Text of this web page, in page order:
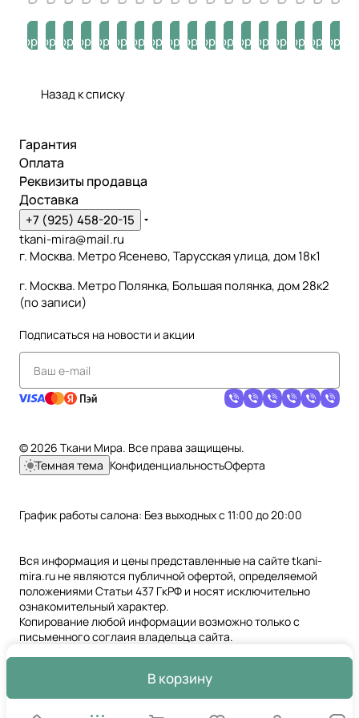
корзину
корзину
корзину
корзину
корзину
корзину
корзину
корзину
корзину
корзину
корзину
корзину
корзину
корзину
корзину
корзину
корзину
Назад к списку
В корзину
Гарантия
Оплата
Реквизиты продавца
Доставка
+7 (925) 458-20-15
tkani-mira@mail.ru
г. Москва. Метро Ясенево, Тарусская улица, дом 18к1
г. Москва. Метро Полянка, Большая полянка, дом 28к2
(по записи)
Подписаться на новости и акции
© 2026 Ткани Мира. Все права защищены.
Темная тема КонфиденциальностьОферта
График работы салона: Без выходных с 11:00 до 20:00
Вся информация и цены представленные на сайте tkani-
mira.ru не являются публичной офертой, определяемой
положениями Статьи 437 ГкРФ и носят исключительно
ознакомительный характер.
Копирование любой информации возможно только с
письменного соглаия владельца сайта.